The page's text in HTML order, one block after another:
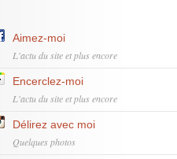
Aimez-moi
L'actu du site et plus encore
Encerclez-moi
L'actu du site et plus encore
Délirez avec moi
Quelques photos